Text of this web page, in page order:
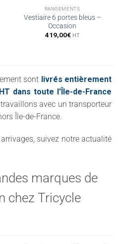
RANGEMENTS
Vestiaire 6 portes bleus –
Occasion
419,00€ HT
sont livrés entièrement
dans toute l'Île-de-France
avec un transporteur
Île-de-France.
suivez notre actualité
marques de
chez Tricycle